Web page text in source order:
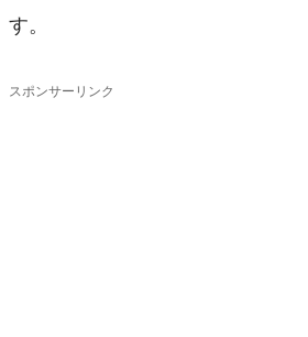
す。
スポンサーリンク